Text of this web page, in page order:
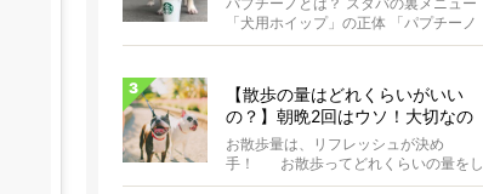
「犬用ホイップ」の正体 「パプチーノ
（Puppuccino）」とは、紙コッ...
【散歩の量はどれくらいがいい
の？】朝晩2回はウソ！大切なの
は運動量より「リフレッシュ」〜
お散歩にまつわる疑問FAQつき〜
お散歩量は、リフレッシュが決め
手！ お散歩ってどれくらいの量をし
たらいいのか迷いませんか？ よ...